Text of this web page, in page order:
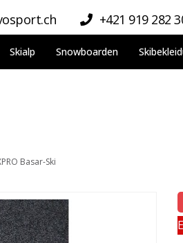
+421 919 282
Skialp Snowboarden
Basar-Ski